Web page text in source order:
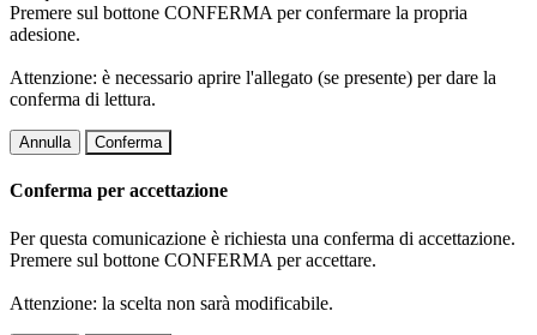
Premere sul bottone CONFERMA per confermare la propria
adesione.
Attenzione: è necessario aprire l'allegato (se presente) per dare la
conferma di lettura.
Annulla Conferma
Conferma per accettazione
Per questa comunicazione è richiesta una conferma di accettazione.
Premere sul bottone CONFERMA per accettare.
Attenzione: la scelta non sarà modificabile.